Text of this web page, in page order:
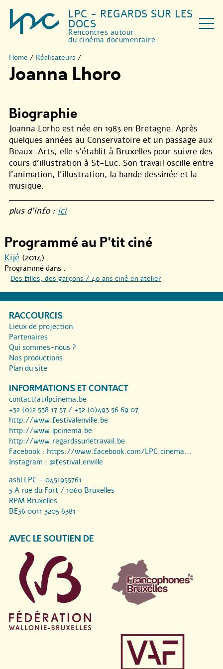
LPC - REGARDS SUR LES
DOCS
Rencontres autour
du cinéma documentaire
Home / Réalisateurs /
Joanna Lhoro
Biographie
Joanna Lorho est née en 1983 en Bretagne. Après
quelques années au Conservatoire et un passage aux
Beaux-Arts, elle s’établit à Bruxelles pour suivre des
cours d’illustration à St-Luc. Son travail oscille entre
l’animation, l’illustration, la bande dessinée et la
musique.
plus d’info : ici
Programmé au P'tit ciné
Kijé (2014)
Programmé dans :
- Des filles, des garçons / 40 ans ciné en atelier
RACCOURCIS
Lieux de projection
Partenaires
Qui sommes-nous ?
Nos productions
Plan du site
INFORMATIONS ET CONTACT
contact(at)lpcinema.be
+32 (0)2 538 17 57 / +32 (0)493 56 69 07
http://www.festivalenville.be
http://www.lpcinema.be
http://www.regardssurletravail.be
Facebook : https://www.facebook.com/LPC.cinema...
Instagram : @festival.enville
asbl LPC - 0451955761
5 A rue du Fort / 1060 Bruxelles
RPM Bruxelles
BE36 0011 3205 6381
AVEC LE SOUTIEN DE